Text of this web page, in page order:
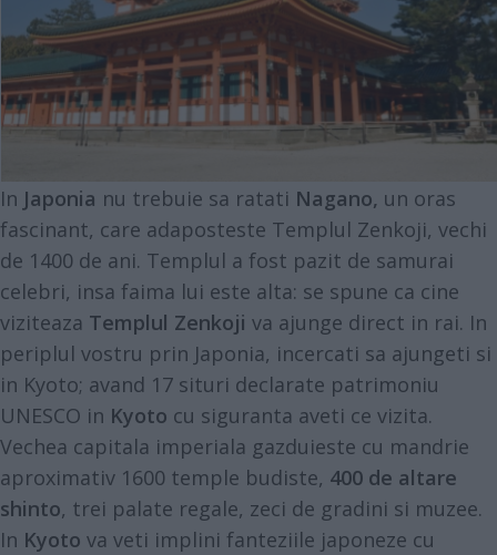
In Japonia nu trebuie sa ratati Nagano, un oras
fascinant, care adaposteste Templul Zenkoji, vechi
de 1400 de ani. Templul a fost pazit de samurai
celebri, insa faima lui este alta: se spune ca cine
viziteaza Templul Zenkoji va ajunge direct in rai. In
periplul vostru prin Japonia, incercati sa ajungeti si
in Kyoto; avand 17 situri declarate patrimoniu
UNESCO in Kyoto cu siguranta aveti ce vizita.
Vechea capitala imperiala gazduieste cu mandrie
aproximativ 1600 temple budiste, 400 de altare
shinto, trei palate regale, zeci de gradini si muzee.
In Kyoto va veti implini fanteziile japoneze cu